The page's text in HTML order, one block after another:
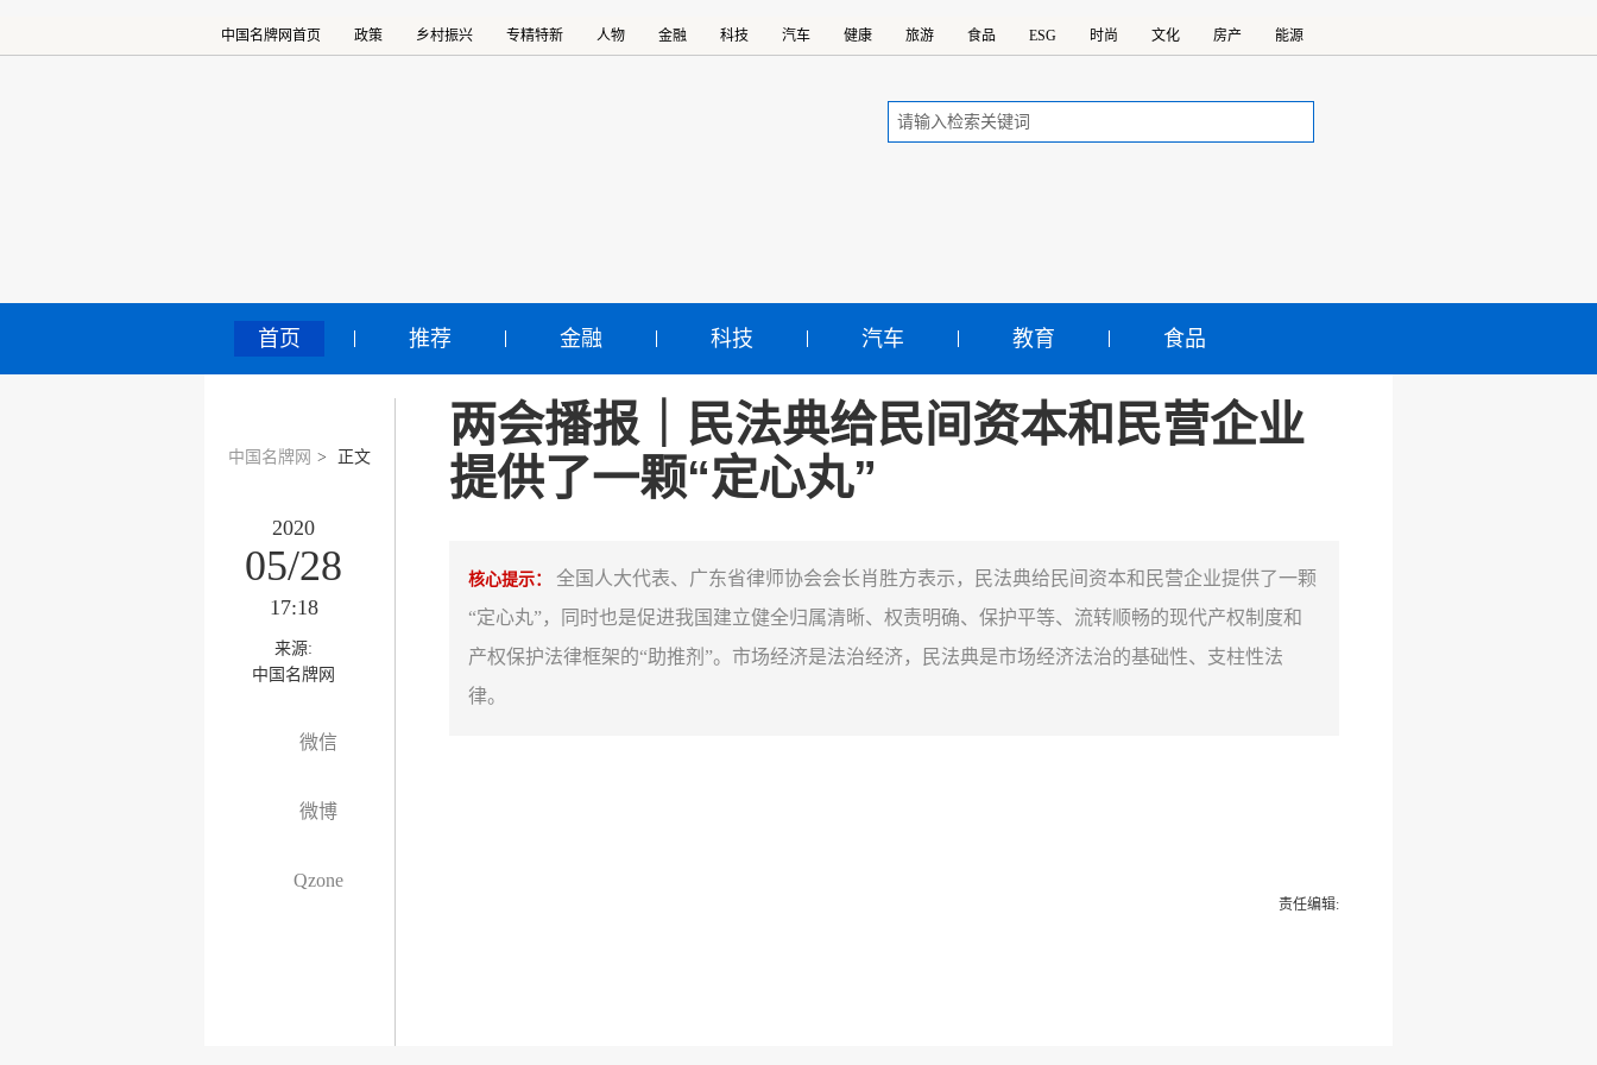
中国名牌网首页 政策 乡村振兴 专精特新 人物 金融 科技 汽车 健康 旅游 食品 ESG 时尚 文化 房产 能源
首页 推荐 金融 科技 汽车 教育 食品
中国名牌网 > 正文
2020
05/28
17:18
来源:
中国名牌网
微信
微博
Qzone
两会播报｜民法典给民间资本和民营企业
提供了一颗“定心丸”
核心提示： 全国人大代表、广东省律师协会会长肖胜方表示，民法典给民间资本和民营企业提供了一颗
“定心丸”，同时也是促进我国建立健全归属清晰、权责明确、保护平等、流转顺畅的现代产权制度和
产权保护法律框架的“助推剂”。市场经济是法治经济，民法典是市场经济法治的基础性、支柱性法
律。
责任编辑: